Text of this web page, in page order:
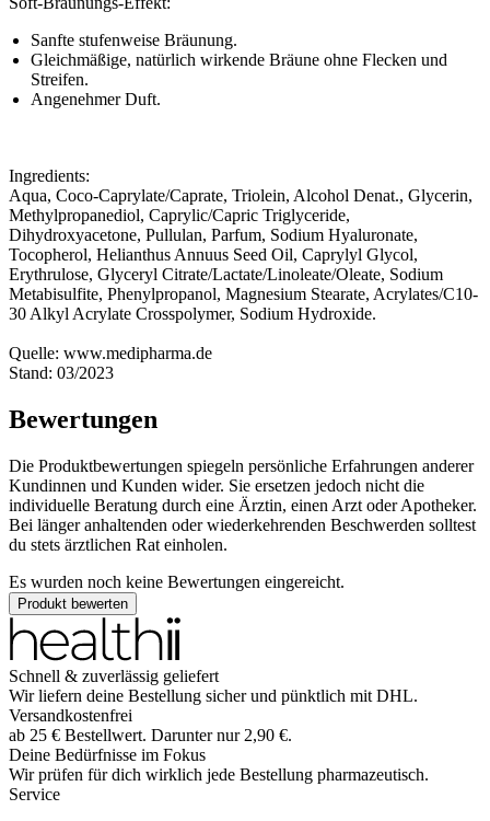
Sanfte stufenweise Bräunung.
Gleichmäßige, natürlich wirkende Bräune ohne Flecken und
Streifen.
Angenehmer Duft.
Ingredients:
Aqua, Coco-Caprylate/Caprate, Triolein, Alcohol Denat., Glycerin,
Methylpropanediol, Caprylic/Capric Triglyceride,
Dihydroxyacetone, Pullulan, Parfum, Sodium Hyaluronate,
Tocopherol, Helianthus Annuus Seed Oil, Caprylyl Glycol,
Erythrulose, Glyceryl Citrate/Lactate/Linoleate/Oleate, Sodium
Metabisulfite, Phenylpropanol, Magnesium Stearate, Acrylates/C10-
30 Alkyl Acrylate Crosspolymer, Sodium Hydroxide.
Quelle: www.medipharma.de
Stand: 03/2023
Bewertungen
Die Produktbewertungen spiegeln persönliche Erfahrungen anderer
Kundinnen und Kunden wider. Sie ersetzen jedoch nicht die
individuelle Beratung durch eine Ärztin, einen Arzt oder Apotheker.
Bei länger anhaltenden oder wiederkehrenden Beschwerden solltest
du stets ärztlichen Rat einholen.
Es wurden noch keine Bewertungen eingereicht.
Produkt bewerten
Schnell & zuverlässig geliefert
Wir liefern deine Bestellung sicher und pünktlich mit DHL.
Versandkostenfrei
ab 25 € Bestellwert. Darunter nur 2,90 €.
Deine Bedürfnisse im Fokus
Wir prüfen für dich wirklich jede Bestellung pharmazeutisch.
Service